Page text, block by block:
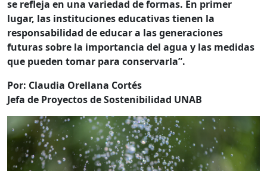
se refleja en una variedad de formas. En primer
lugar, las instituciones educativas tienen la
responsabilidad de educar a las generaciones
futuras sobre la importancia del agua y las medidas
que pueden tomar para conservarla”.
Por: Claudia Orellana Cortés
Jefa de Proyectos de Sostenibilidad UNAB